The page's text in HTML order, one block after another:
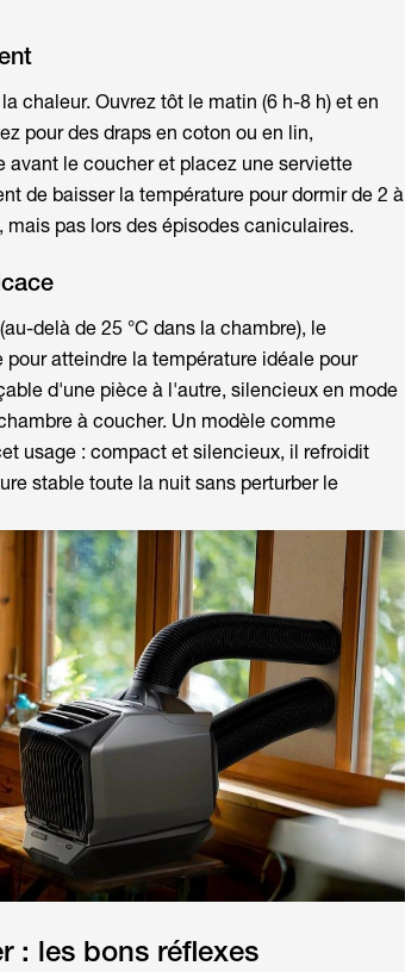
chaleur. Ouvrez tôt le matin (6 h-8 h) et en
pour des draps en coton ou en lin,
avant le coucher et placez une serviette
de baisser la température pour dormirde 2 à
pas lors des épisodes caniculaires.
delà de 25 °C dans la chambre), le
pour atteindre la température idéale pour
d'une pièce à l'autre, silencieux en mode
à coucher. Un modèle comme
usage : compact et silencieux, il refroidit
stable toute la nuit sans perturber le
: les bons réflexes